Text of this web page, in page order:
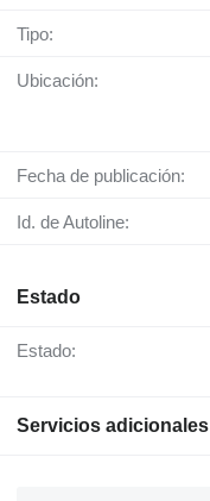
Tipo:
Ubicación:
Fecha de publicación:
Id. de Autoline:
Estado
Estado:
Servicios adicionales